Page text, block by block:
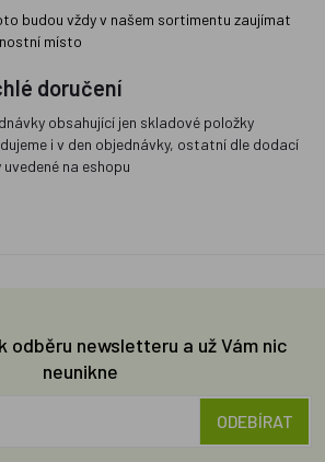
budou vždy v našem sortimentu zaujímat
místo
doručení
obsahující jen skladové položky
i v den objednávky, ostatní dle dodací
uvedené na eshopu
odběru newsletteru a už Vám nic
neunikne
ODEBÍRAT